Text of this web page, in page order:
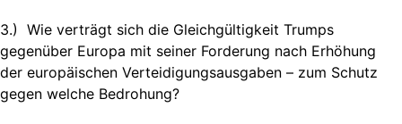
3.) Wie verträgt sich die Gleichgültigkeit Trumps
gegenüber Europa mit seiner Forderung nach Erhöhung
der europäischen Verteidigungsausgaben – zum Schutz
gegen welche Bedrohung?